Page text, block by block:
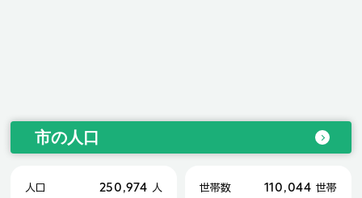
市の人口
人口 250,974 人 世帯数 110,044 世帯